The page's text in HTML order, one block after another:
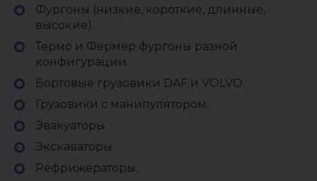
Фургоны (низкие, короткие, длинные,
высокие).
Термо и Фермер фургоны разной
конфигурации.
Бортовые грузовики DAF и VOLVO.
Грузовики с манипулятором.
Эвакуаторы.
Экскаваторы.
Рефрижераторы.